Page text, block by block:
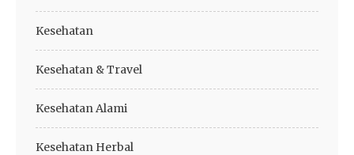
Kesehatan
Kesehatan & Travel
Kesehatan Alami
Kesehatan Herbal